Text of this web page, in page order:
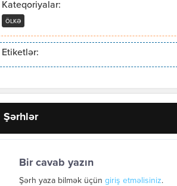
Kateqoriyalar:
ÖLKƏ
Etiketlər:
Şərhlər
Bir cavab yazın
Şərh yaza bilmək üçün giriş etməlisiniz.